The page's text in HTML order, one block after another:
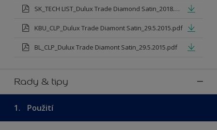
SK_TECH LIST_Dulux Trade Diamond Satin_2018.pdf
KBU_CLP_Dulux Trade Diamont Satin_29.5.2015.pdf
BL_CLP_Dulux Trade Diamont Satin_29.5.2015.pdf
Rady & tipy
1. Použití